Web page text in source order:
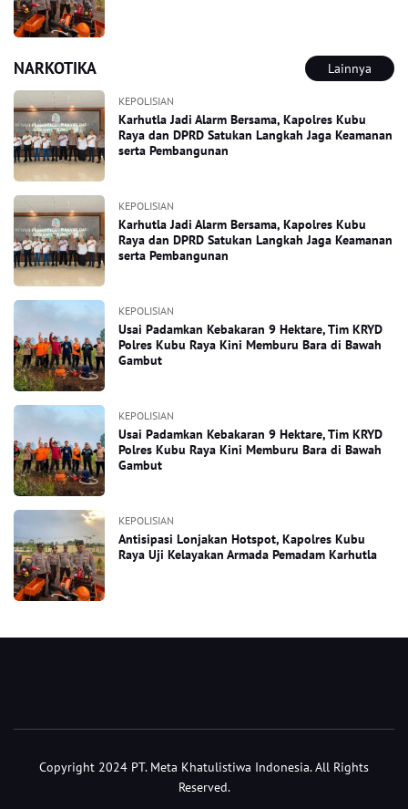
NARKOTIKA Lainnya
KEPOLISIAN
Karhutla Jadi Alarm Bersama, Kapolres Kubu
Raya dan DPRD Satukan Langkah Jaga Keamanan
serta Pembangunan
KEPOLISIAN
Karhutla Jadi Alarm Bersama, Kapolres Kubu
Raya dan DPRD Satukan Langkah Jaga Keamanan
serta Pembangunan
KEPOLISIAN
Usai Padamkan Kebakaran 9 Hektare, Tim KRYD
Polres Kubu Raya Kini Memburu Bara di Bawah
Gambut
KEPOLISIAN
Usai Padamkan Kebakaran 9 Hektare, Tim KRYD
Polres Kubu Raya Kini Memburu Bara di Bawah
Gambut
KEPOLISIAN
Antisipasi Lonjakan Hotspot, Kapolres Kubu
Raya Uji Kelayakan Armada Pemadam Karhutla
Copyright 2024 PT. Meta Khatulistiwa Indonesia. All Rights
Reserved.